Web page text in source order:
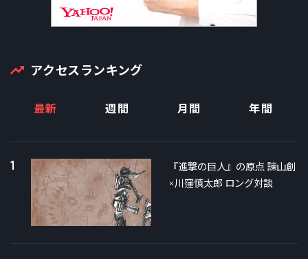
アクセスランキング
最新 週間 月間 年間
1
『進撃の巨人』の原点 諫山創
×川窪慎太郎 ロング対談